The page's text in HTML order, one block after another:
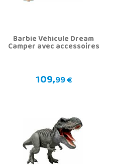
Barbie Véhicule Dream
Camper avec accessoires
109,99 €